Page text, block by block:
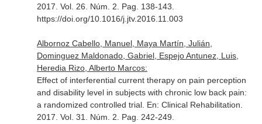
2017. Vol. 26. Núm. 2. Pag. 138-143.
https://doi.org/10.1016/j.jtv.2016.11.003
Albornoz Cabello, Manuel, Maya Martín, Julián,
Dominguez Maldonado, Gabriel, Espejo Antunez, Luis,
Heredia Rizo, Alberto Marcos:
Effect of interferential current therapy on pain perception
and disability level in subjects with chronic low back pain:
a randomized controlled trial. En: Clinical Rehabilitation
2017. Vol. 31. Núm. 2. Pag. 242-249.